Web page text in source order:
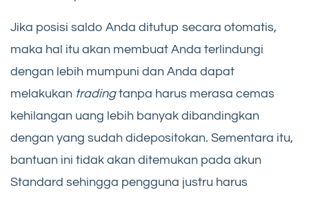
Jika posisi saldo Anda ditutup secara otomatis,
maka hal itu akan membuat Anda terlindungi
dengan lebih mumpuni dan Anda dapat
melakukan tradingtanpa harus merasa cemas
kehilangan uang lebih banyak dibandingkan
dengan yang sudah didepositokan. Sementara itu,
bantuan ini tidak akan ditemukan pada akun
Standard sehingga pengguna justru harus